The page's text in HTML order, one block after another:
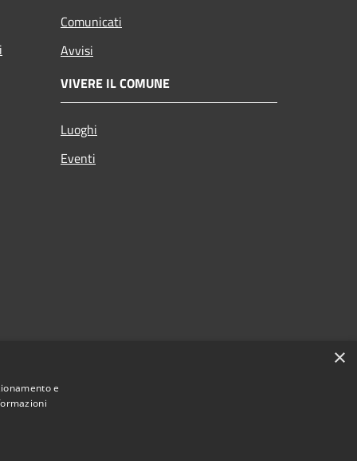
Comunicati
Avvisi
VIVERE IL COMUNE
Luoghi
Eventi
×
e